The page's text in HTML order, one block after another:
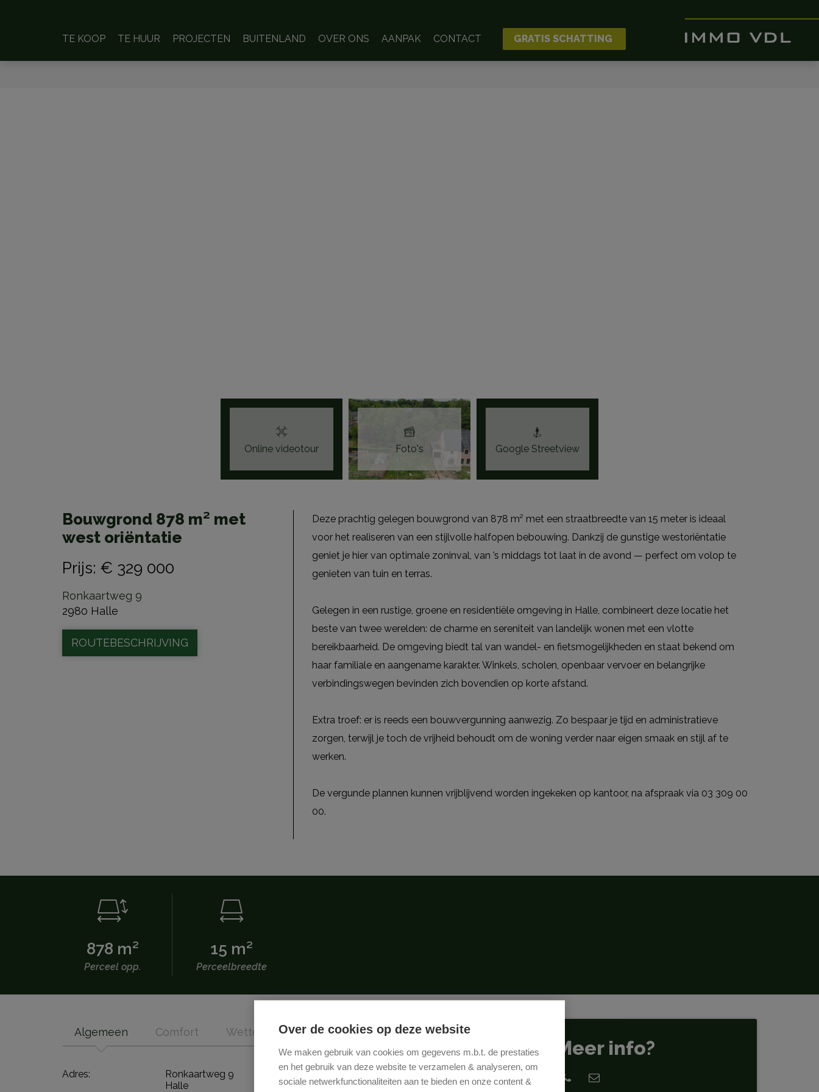
TE KOOP TE HUUR PROJECTEN BUITENLAND OVER ONS AANPAK CONTACT GRATIS SCHATTING
Online videotour Foto's Google Streetview
Bouwgrond 878 m² met
west oriëntatie
Prijs: € 329 000
Ronkaartweg 9
2980 Halle
ROUTEBESCHRIJVING
Deze prachtig gelegen bouwgrond van 878 m² met een straatbreedte van 15 meter is ideaal
voor het realiseren van een stijlvolle halfopen bebouwing. Dankzij de gunstige westoriëntatie
geniet je hier van optimale zoninval, van ’s middags tot laat in de avond — perfect om volop te
genieten van tuin en terras.
Gelegen in een rustige, groene en residentiële omgeving in Halle, combineert deze locatie het
beste van twee werelden: de charme en sereniteit van landelijk wonen met een vlotte
bereikbaarheid. De omgeving biedt tal van wandel- en fietsmogelijkheden en staat bekend om
haar familiale en aangename karakter. Winkels, scholen, openbaar vervoer en belangrijke
verbindingswegen bevinden zich bovendien op korte afstand.
Extra troef: er is reeds een bouwvergunning aanwezig. Zo bespaar je tijd en administratieve
zorgen, terwijl je toch de vrijheid behoudt om de woning verder naar eigen smaak en stijl af te
werken.
De vergunde plannen kunnen vrijblijvend worden ingekeken op kantoor, na afspraak via 03 309 00
00.
878 m²
Perceel opp.
15 m²
Perceelbreedte
Algemeen Comfort Wettelijke gegevens
Adres:
Ronkaartweg 9
Halle
Perceelbreedte:
Meer info?
Over de cookies op deze website
We maken gebruik van cookies om gegevens m.b.t. de prestaties
en het gebruik van deze website te verzamelen & analyseren, om
sociale netwerkfunctionaliteiten aan te bieden en onze content &